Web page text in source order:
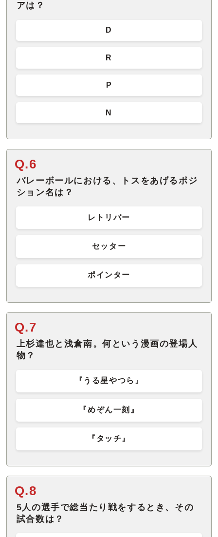
アは？
D
R
P
N
Q.6
バレーボールにおける、トスをあげるポジ
ション名は？
レトリバー
セッター
ポインター
Q.7
上杉達也と浅倉南。何という漫画の登場人
物？
『うる星やつら』
『めぞん一刻』
『タッチ』
Q.8
5人の選手で総当たり戦をするとき、その
試合数は？